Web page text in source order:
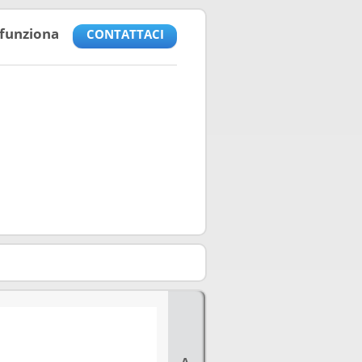
CONTATTACI